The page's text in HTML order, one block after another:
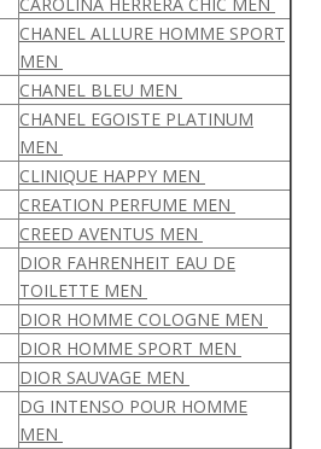
CHANEL ALLURE HOMME SPORT
MEN
CHANEL BLEU MEN
CHANEL EGOISTE PLATINUM
MEN
CLINIQUE HAPPY MEN
CREATION PERFUME MEN
CREED AVENTUS MEN
DIOR FAHRENHEIT EAU DE
TOILETTE MEN
DIOR HOMME COLOGNE MEN
DIOR HOMME SPORT MEN
DIOR SAUVAGE MEN
DG INTENSO POUR HOMME
MEN